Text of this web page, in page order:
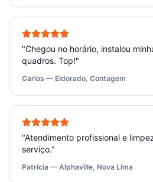
"Chegou no horário, instalou
quadros. Top!"
Carlos — Eldorado, Contagem
"Atendimento profissional e
serviço."
Patrícia — Alphaville, Nova Lima